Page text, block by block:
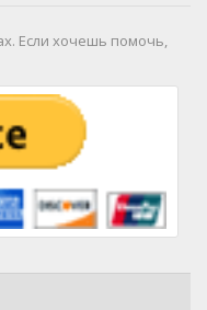
Если хочешь помочь,